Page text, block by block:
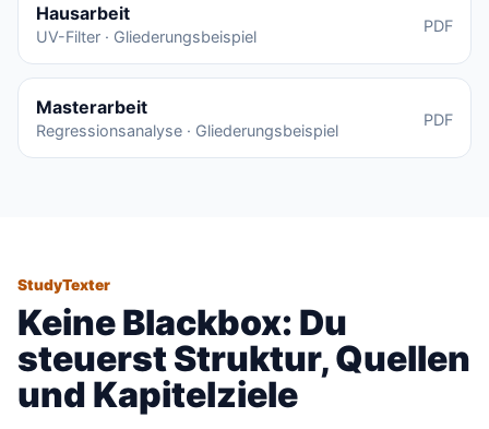
Hausarbeit
UV-Filter · Gliederungsbeispiel
PDF
Masterarbeit
Regressionsanalyse · Gliederungsbeispiel
PDF
StudyTexter
Keine Blackbox: Du
steuerst Struktur, Quellen
und Kapitelziele